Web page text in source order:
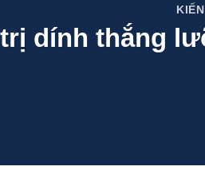
dính thắng